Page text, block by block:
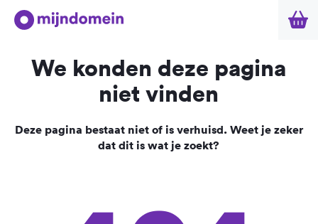
We konden deze pagina
niet vinden
Deze pagina bestaat niet of is verhuisd. Weet je zeker
dat dit is wat je zoekt?